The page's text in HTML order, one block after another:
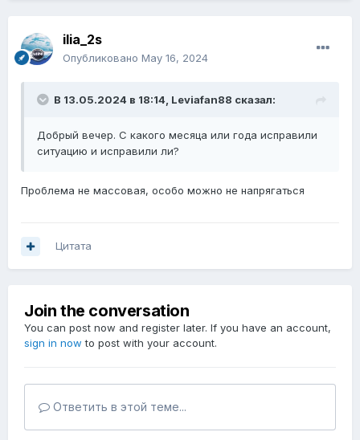
ilia_2s
Опубликовано May 16, 2024
В 13.05.2024 в 18:14, Leviafan88 сказал:
Добрый вечер. С какого месяца или года исправили
ситуацию и исправили ли?
Проблема не массовая, особо можно не напрягаться
Цитата
Join the conversation
You can post now and register later. If you have an account,
sign in now to post with your account.
Ответить в этой теме...